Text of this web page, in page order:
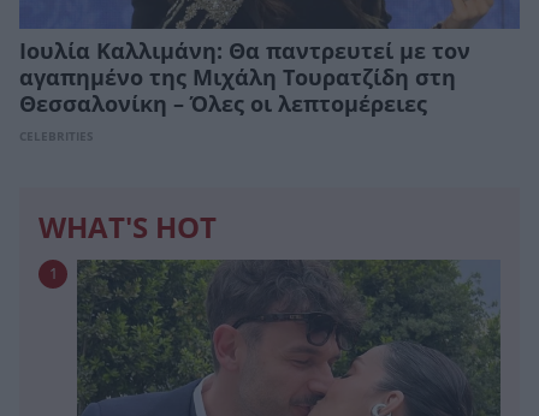
Ιουλία Καλλιμάνη: Θα παντρευτεί με τον
αγαπημένο της Μιχάλη Τουρατζίδη στη
Θεσσαλονίκη – Όλες οι λεπτομέρειες
CELEBRITIES
WHAT'S HOT
1